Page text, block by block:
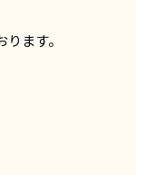
ます。